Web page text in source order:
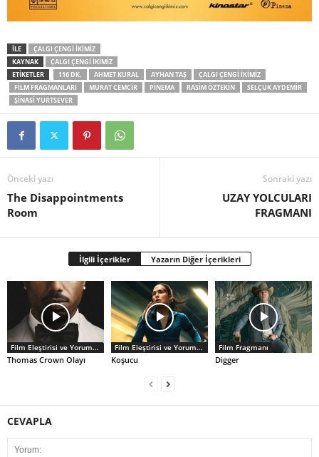
İLE
ÇALGI ÇENGI İKIMIZ
KAYNAK
ÇALGI ÇENGI İKIMIZ
ETİKETLER
116 DK. AHMET KURAL AYHAN TAŞ
ÇALGI ÇENGİ İKİMİZ
FILM FRAGMANLARI
MURAT CEMCIR PINEMA RASIM ÖZTEKIN
SELÇUK AYDEMIR
ŞINASI YURTSEVER
Önceki yazı
The Disappointments
Room
Sonraki yazı
UZAY YOLCULARI
FRAGMANI
İlgili İçerikler Yazarın Diğer İçerikleri
Film Eleştirisi ve Yorumlar
Thomas Crown Olayı
Film Eleştirisi ve Yorumlar
Koşucu
Film Fragmanı
Digger
CEVAPLA